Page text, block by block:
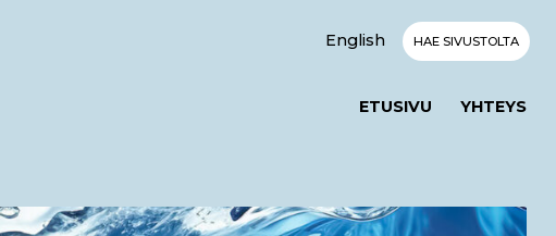
English HAE SIVUSTOLTA
ETUSIVU YHTEYS